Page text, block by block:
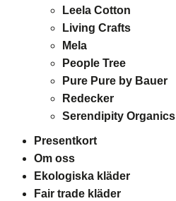
Leela Cotton
Living Crafts
Mela
People Tree
Pure Pure by Bauer
Redecker
Serendipity Organics
Presentkort
Om oss
Ekologiska kläder
Fair trade kläder